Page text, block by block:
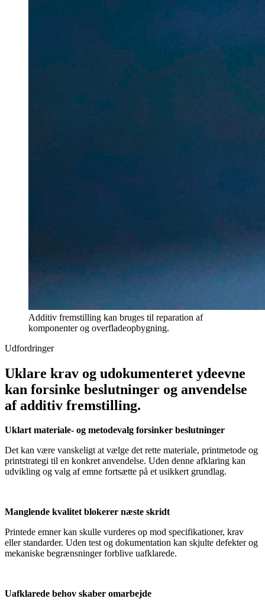
Additiv fremstilling kan bruges til reparation af
komponenter og overfladeopbygning.
Udfordringer
Uklare krav og udokumenteret ydeevne
kan forsinke beslutninger og anvendelse
af additiv fremstilling.
Uklart materiale- og metodevalg forsinker beslutninger
Det kan være vanskeligt at vælge det rette materiale, printmetode og
printstrategi til en konkret anvendelse. Uden denne afklaring kan
udvikling og valg af emne fortsætte på et usikkert grundlag.
Manglende kvalitet blokerer næste skridt
Printede emner kan skulle vurderes op mod specifikationer, krav
eller standarder. Uden test og dokumentation kan skjulte defekter og
mekaniske begrænsninger forblive uafklarede.
Uafklarede behov skaber omarbejde